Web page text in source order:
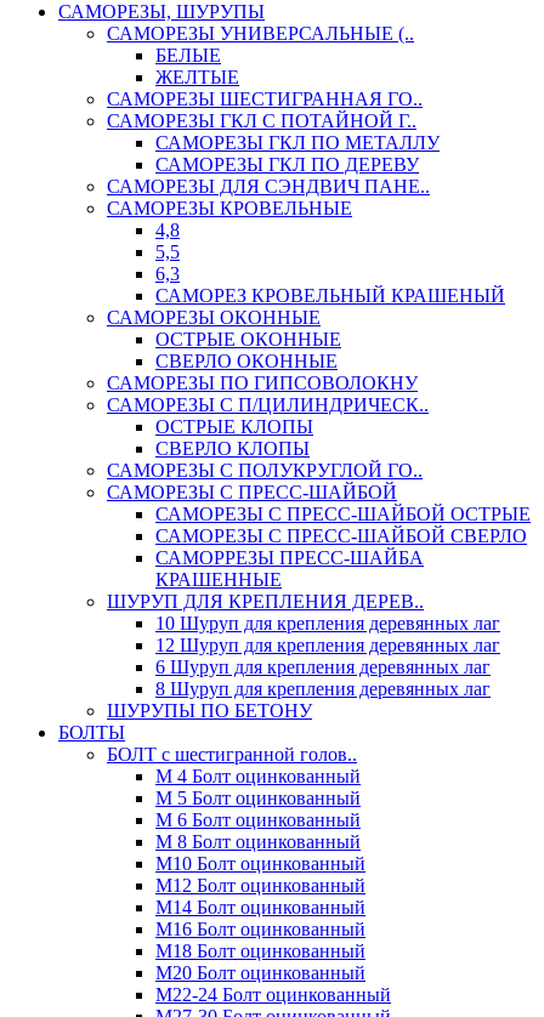
САМОРЕЗЫ, ШУРУПЫ
САМОРЕЗЫ УНИВЕРСАЛЬНЫЕ (..
БЕЛЫЕ
ЖЕЛТЫЕ
САМОРЕЗЫ ШЕСТИГРАННАЯ ГО..
САМОРЕЗЫ ГКЛ С ПОТАЙНОЙ Г..
САМОРЕЗЫ ГКЛ ПО МЕТАЛЛУ
САМОРЕЗЫ ГКЛ ПО ДЕРЕВУ
САМОРЕЗЫ ДЛЯ СЭНДВИЧ ПАНЕ..
САМОРЕЗЫ КРОВЕЛЬНЫЕ
4,8
5,5
6,3
САМОРЕЗ КРОВЕЛЬНЫЙ КРАШЕНЫЙ
САМОРЕЗЫ ОКОННЫЕ
ОСТРЫЕ ОКОННЫЕ
СВЕРЛО ОКОННЫЕ
САМОРЕЗЫ ПО ГИПСОВОЛОКНУ
САМОРЕЗЫ С П/ЦИЛИНДРИЧЕСК..
ОСТРЫЕ КЛОПЫ
СВЕРЛО КЛОПЫ
САМОРЕЗЫ С ПОЛУКРУГЛОЙ ГО..
САМОРЕЗЫ С ПРЕСС-ШАЙБОЙ
САМОРЕЗЫ С ПРЕСС-ШАЙБОЙ ОСТРЫЕ
САМОРЕЗЫ С ПРЕСС-ШАЙБОЙ СВЕРЛО
САМОРРЕЗЫ ПРЕСС-ШАЙБА
КРАШЕННЫЕ
ШУРУП ДЛЯ КРЕПЛЕНИЯ ДЕРЕВ..
10 Шуруп для крепления деревянных лаг
12 Шуруп для крепления деревянных лаг
6 Шуруп для крепления деревянных лаг
8 Шуруп для крепления деревянных лаг
ШУРУПЫ ПО БЕТОНУ
БОЛТЫ
БОЛТ с шестигранной голов..
М 4 Болт оцинкованный
М 5 Болт оцинкованный
М 6 Болт оцинкованный
М 8 Болт оцинкованный
М10 Болт оцинкованный
М12 Болт оцинкованный
М14 Болт оцинкованный
М16 Болт оцинкованный
М18 Болт оцинкованный
М20 Болт оцинкованный
М22-24 Болт оцинкованный